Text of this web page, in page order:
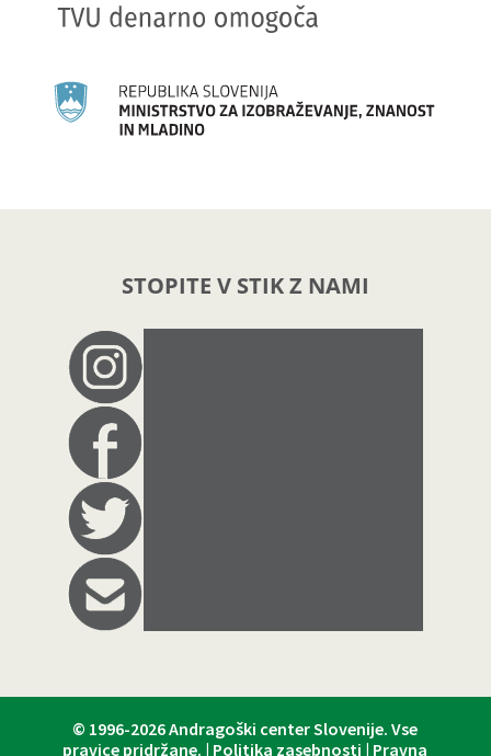
STOPITE V STIK Z NAMI
© 1996-2026Andragoški center Slovenije. Vse
pravice pridržane. | Politika zasebnosti | Pravna